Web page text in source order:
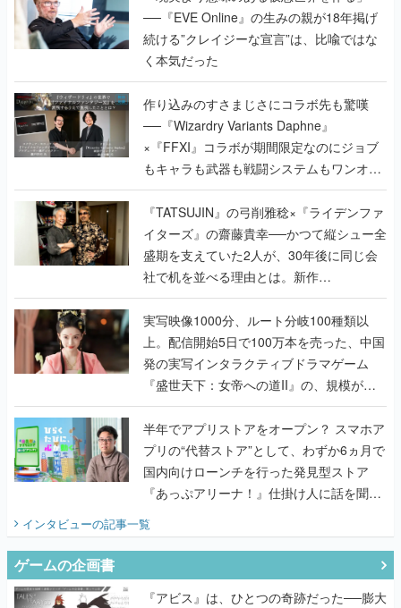
──『EVE Online』の生みの親が18年掲げ
続ける”クレイジーな宣言”は、比喩ではな
く本気だった
作り込みのすさまじさにコラボ先も驚嘆
──『Wizardry Variants Daphne』
×『FFXI』コラボが期間限定なのにジョブ
もキャラも武器も戦闘システムもワンオフ
で作り込まれた理由を両ディレクターに聞
く
『TATSUJIN』の弓削雅稔×『ライデンファ
イターズ』の齋藤貴幸──かつて縦シュー全
盛期を支えていた2人が、30年後に同じ会
社で机を並べる理由とは。新作
『TATSUJIN EXTREME』で初タッグを組
んだレジェンド2人に訊く開発秘話
実写映像1000分、ルート分岐100種類以
上。配信開始5日で100万本を売った、中国
発の実写インタラクティブドラマゲーム
『盛世天下：女帝への道II』の、規模が違
うこだわりをプロデューサーに聞いた
半年でアプリストアをオープン？ スマホア
プリの“代替ストア”として、わずか6ヵ月で
国内向けローンチを行った発見型ストア
『あっぷアリーナ！』仕掛け人に話を聞い
てみた
インタビューの記事一覧
ゲームの企画書
『アビス』は、ひとつの奇跡だった──膨大